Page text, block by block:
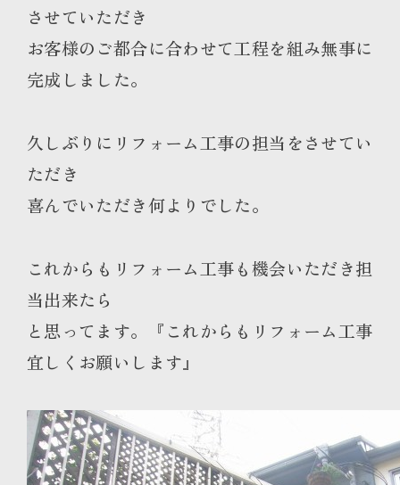
させていただき
お客様のご都合に合わせて工程を組み無事に
完成しました。
久しぶりにリフォーム工事の担当をさせてい
ただき
喜んでいただき何よりでした。
これからもリフォーム工事も機会いただき担
当出来たら
と思ってます。『これからもリフォーム工事
宜しくお願いします』